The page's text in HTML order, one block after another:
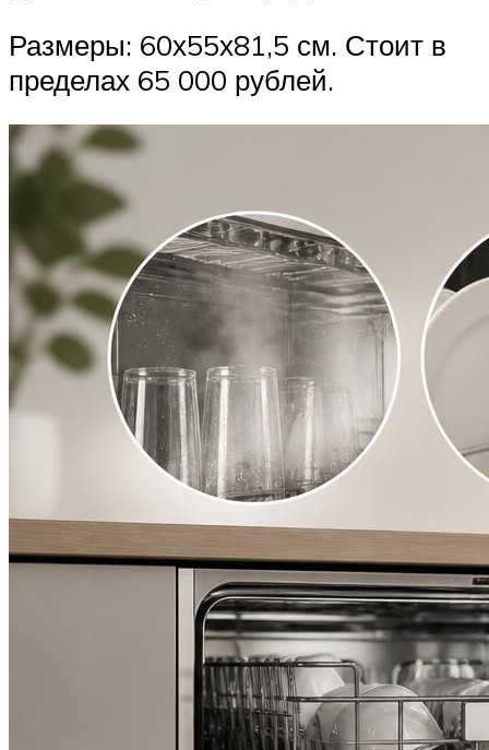
Размеры: 60х55х81,5 см. Стоит в
пределах 65 000 рублей.